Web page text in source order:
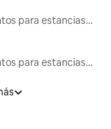
Alojamientos para estancias largas
Alojamientos para estancias largas